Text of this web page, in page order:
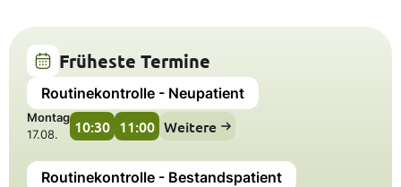
Früheste Termine
Routinekontrolle - Neupatient
Montag
17.08.
10:30 11:00 Weitere
Routinekontrolle - Bestandspatient